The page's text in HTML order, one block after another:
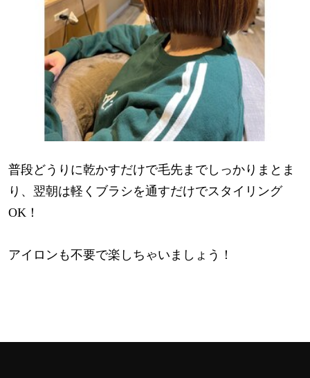
普段どうりに乾かすだけで毛先までしっかりまとま
り、翌朝は軽くブラシを通すだけでスタイリング
OK！
アイロンも不要で楽しちゃいましょう！